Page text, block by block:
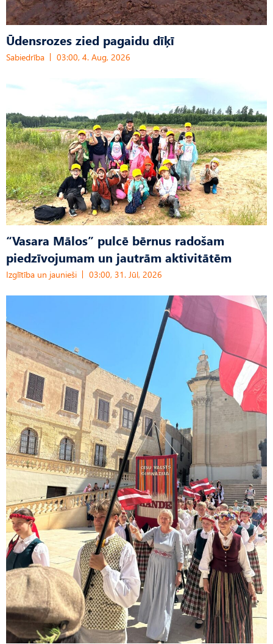
Ūdensrozes zied pagaidu dīķī
Sabiedrība 03:00, 4. Aug, 2026
“Vasara Mālos” pulcē bērnus radošam
piedzīvojumam un jautrām aktivitātēm
Izglītība un jaunieši 03:00, 31. Jūl, 2026